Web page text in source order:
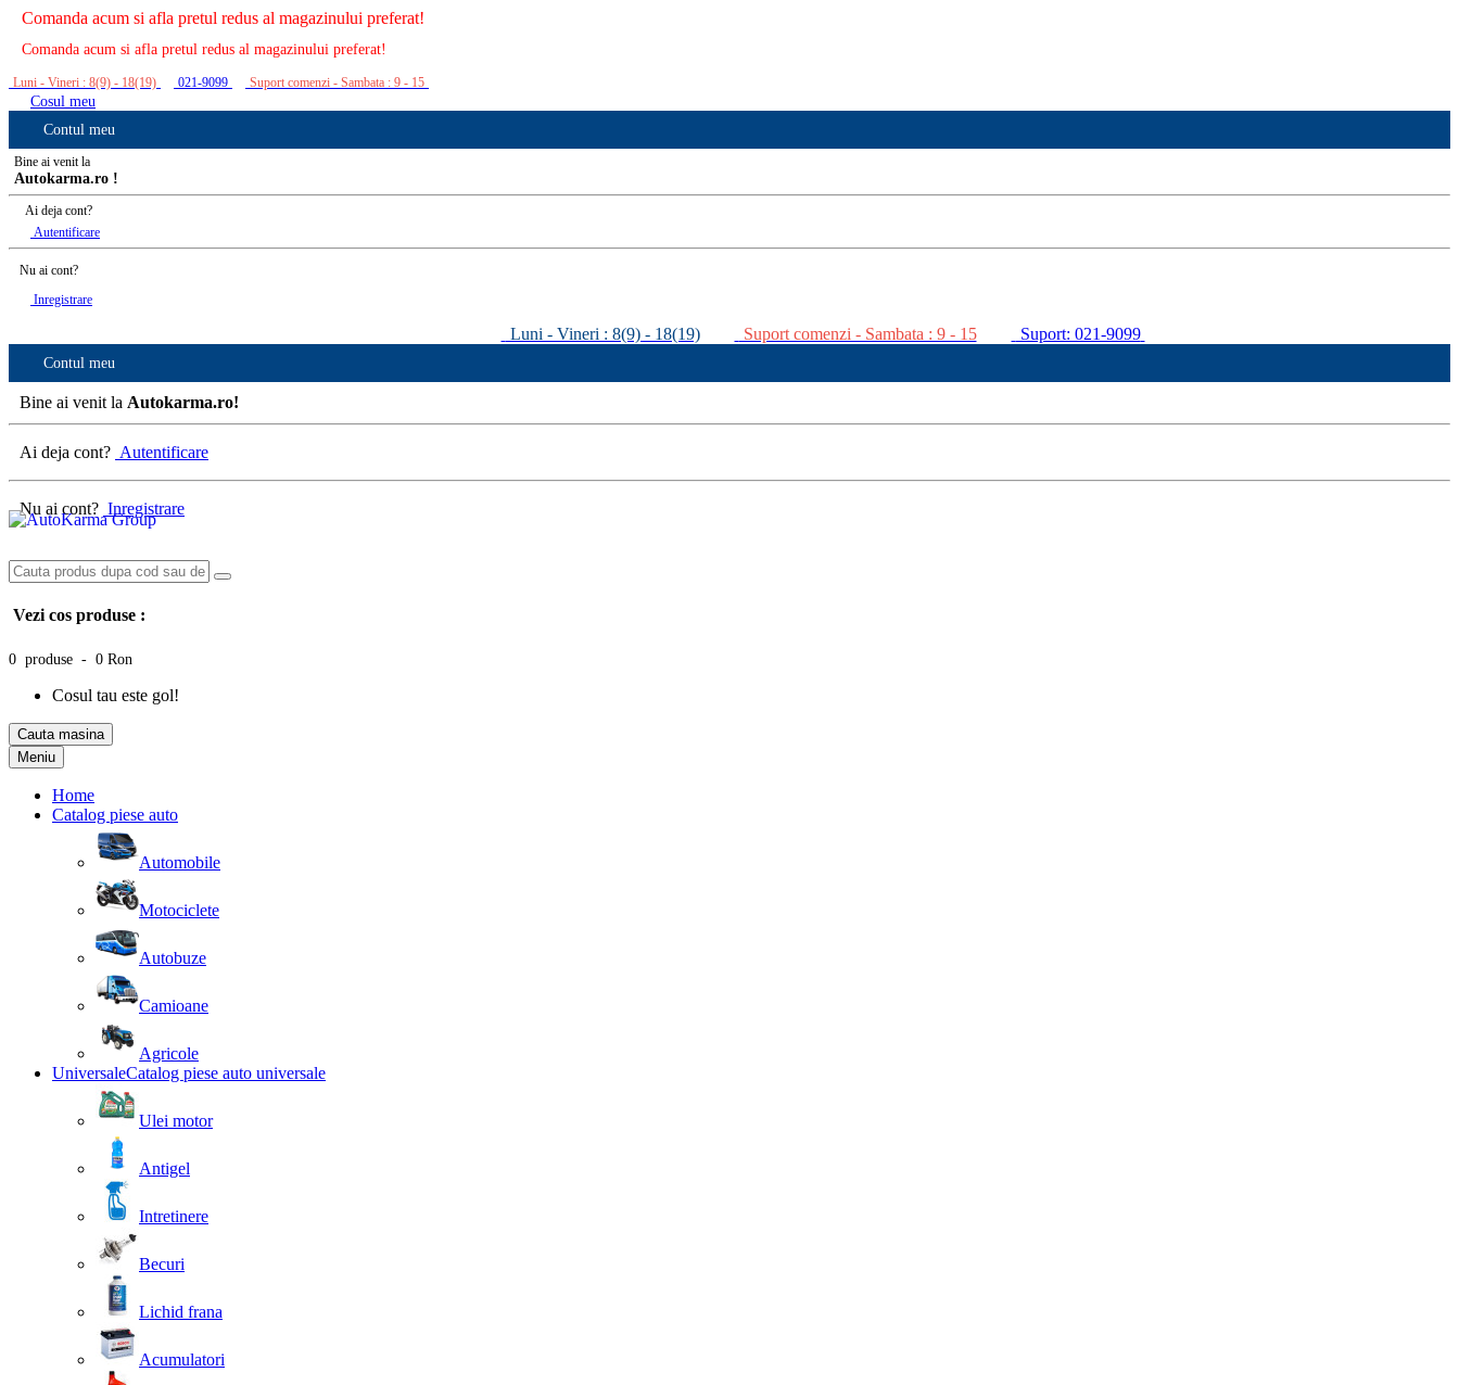
Comanda acum si afla pretul redus al magazinului preferat!
Comanda acum si afla pretul redus al magazinului preferat!
Luni - Vineri : 8(9) - 18(19) 021-9099 Suport comenzi - Sambata : 9 - 15
Cosul meu
Contul meu
Bine ai venit la
Autokarma.ro !
Ai deja cont?
Autentificare
Nu ai cont?
Inregistrare
Luni - Vineri : 8(9) - 18(19) Suport comenzi - Sambata : 9 - 15 Suport: 021-9099
Contul meu
Bine ai venit la Autokarma.ro!
Ai deja cont? Autentificare
Nu ai cont? Inregistrare
Vezi cos produse :
0 produse - 0 Ron
Cosul tau este gol!
Cauta masina
Meniu
Home
Catalog piese auto
Automobile
Motociclete
Autobuze
Camioane
Agricole
UniversaleCatalog piese auto universale
Ulei motor
Antigel
Intretinere
Becuri
Lichid frana
Acumulatori